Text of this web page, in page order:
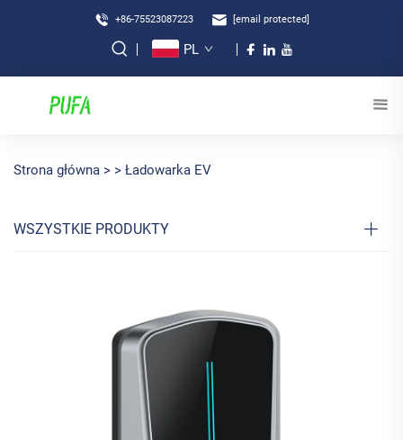
+86-75523087223 [email protected]
PL
Strona główna > > Ładowarka EV
WSZYSTKIE PRODUKTY